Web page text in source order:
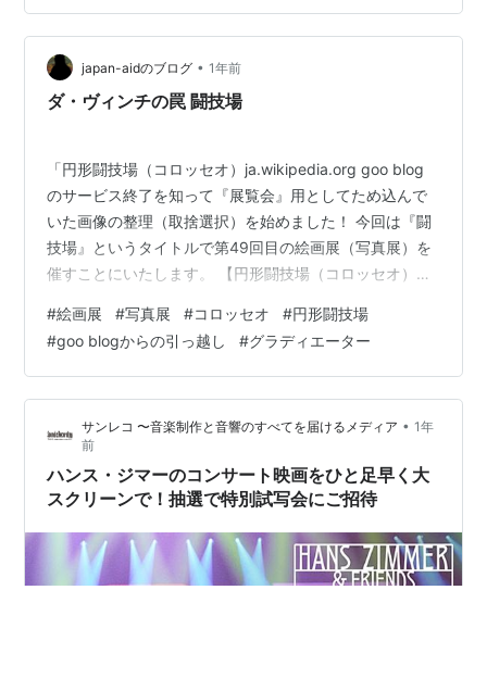
ュアップが見られ、ミスがありながらも首位となってい
ましたが、続くFSには出場しておらず新プロ解禁はおあ
ずけとなっていました。 そんな中、ISUは27日に今シー
ズンの選手の…
japan-aidのブログ • 1年前
ダ・ヴィンチの罠 闘技場
「円形闘技場（コロッセオ）ja.wikipedia.org goo blog
のサービス終了を知って『展覧会』用としてため込んで
いた画像の整理（取捨選択）を始めました！ 今回は『闘
技場』というタイトルで第49回目の絵画展（写真展）を
催すことにいたします。 【円形闘技場（コロッセオ）】
ってませんな！血生臭い死闘があった事実を・・・ まさ
か、お前さん！ 「グラディエーターを知らんのか！」 古
代オリンピックの競技場でしょ！？ ええっ、 「オリンピ
ックって、そっちなの？」 「おい、おい」 う～む
(^▽^;)(^^ゞ なんだかなぁ！ … to b…
#絵画展 #写真展 #コロッセオ #円形闘技場
#goo blogからの引っ越し #グラディエーター
サンレコ 〜音楽制作と音響のすべてを届けるメディア • 1年
前
ハンス・ジマーのコンサート映画をひと足早く大
スクリーンで！抽選で特別試写会にご招待